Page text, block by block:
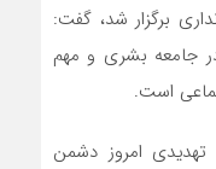
برگزار شد، گفت:
جامعه بشری و مهم
است.
امروز دشمن